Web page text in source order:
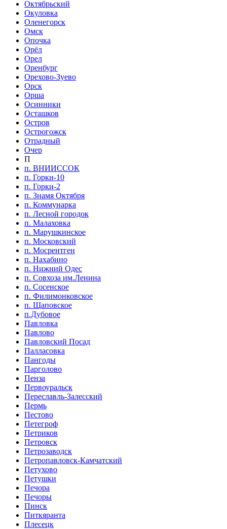
Октябрьский
Окуловка
Оленегорск
Омск
Опочка
Орёл
Орел
Оренбург
Орехово-Зуево
Орск
Орша
Осинники
Осташков
Остров
Острогожск
Отрадный
Очер
П
п. ВНИИССОК
п. Горки-10
п. Горки-2
п. Знамя Октября
п. Коммунарка
п. Лесной городок
п. Малаховка
п. Марушкинское
п. Московский
п. Мосрентген
п. Нахабино
п. Нижний Одес
п. Совхоза им.Ленина
п. Сосенское
п. Филимонковское
п. Щаповское
п.Дубовое
Павловка
Павлово
Павловский Посад
Палласовка
Пангоды
Парголово
Пенза
Первоуральск
Переславль-Залесский
Пермь
Пестово
Петегроф
Петриков
Петровск
Петрозаводск
Петропавловск-Камчатский
Петухово
Петушки
Печора
Печоры
Пинск
Питкяранта
Плесецк